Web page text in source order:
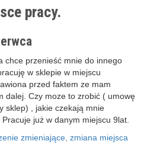
pracy.
chce przenieść mnie do innego
w sklepie w miejscu
przed faktem ze mam
dalej. Czy moze to zrobić ( umowę
sklep) , jakie czekają mnie
już w danym miejscu 9lat.
zmieniające zmiana miejsca